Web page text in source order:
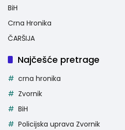
BiH
Crna Hronika
ČARŠIJA
Najčešće pretrage
crna hronika
Zvornik
BiH
Policijska uprava Zvornik